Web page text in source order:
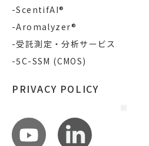
-ScentifAI®
-Aromalyzer®
-受託測定・分析サービス
-5C-SSM (CMOS)
PRIVACY POLICY